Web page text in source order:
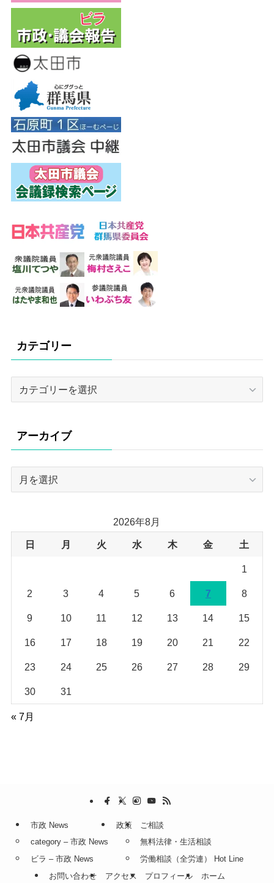
カテゴリー
リ
ー
アーカイブ
ブ
2026年8月
日 月 火 水 木 金 土
1
2 3 4 5 6 7 8
9 10 11 12 13 14 15
16 17 18 19 20 21 22
23 24 25 26 27 28 29
30 31
« 7月
市政 News
category – 市政 News
ビラ – 市政 News
政策
ご相談
無料法律・生活相談
労働相談（全労連） Hot Line
お問い合わせ
アクセス プロフィール ホーム